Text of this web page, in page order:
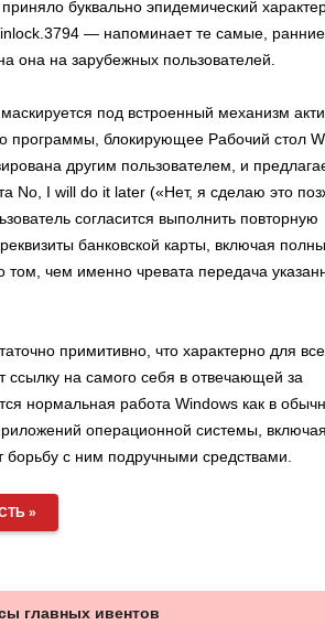
буквально эпидемический
— напоминает те самые, ранние
она на зарубежных пользователей.
под встроенный механизм
программы, блокирующее Рабочий стол
другим пользователем, и
No, I will do it later («Нет, я сделаю это
согласится выполнить повторную
банковской карты, включая
чем именно чревата передача
примитивно, что характерно для
ссылку на самого себя в отвечающей за
нормальная работа Windows как в
операционной системы, включая
борьбу с ним подручными средствами.
»
главных ивентов